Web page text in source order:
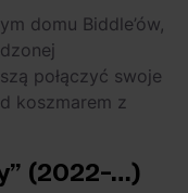
domu Biddle’ów,
połączyć swoje
koszmarem z
(2022-…)